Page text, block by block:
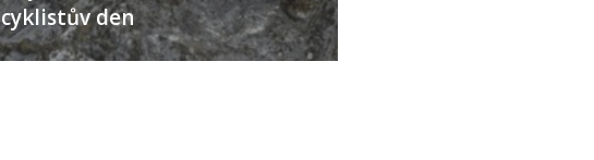
cyklistův den